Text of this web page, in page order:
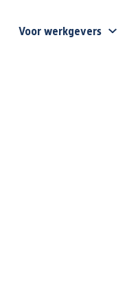
Voor werkgevers